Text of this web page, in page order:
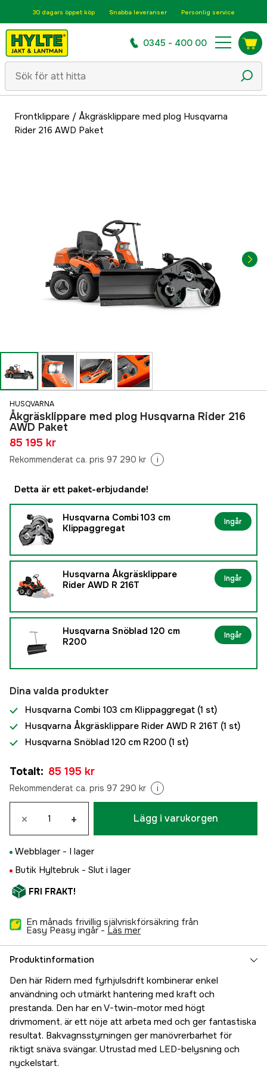
30 dagars öppet köp Snabba leveranser Personlig service
0345 - 400 00
Frontklippare / Åkgräsklippare med plog Husqvarna
Rider 216 AWD Paket
HUSQVARNA
Åkgräsklippare med plog Husqvarna Rider 216
AWD Paket
85 195 kr
Rekommenderat ca. pris 97 290 kr i
Detta är ett paket-erbjudande!
Husqvarna Combi 103 cm
Klippaggregat
Ingår
Husqvarna Åkgräsklippare
Rider AWD R 216T
Ingår
Husqvarna Snöblad 120 cm
R200
Ingår
Dina valda produkter
Husqvarna Combi 103 cm Klippaggregat (1 st)
Husqvarna Åkgräsklippare Rider AWD R 216T (1 st)
Husqvarna Snöblad 120 cm R200 (1 st)
Totalt: 85 195 kr
Rekommenderat ca. pris 97 290 kr i
× + Lägg i varukorgen
Webblager - I lager
Butik Hyltebruk - Slut i lager
FRI FRAKT!
En månads frivillig självriskförsäkring från
Easy Peasy ingår - läs mer
Produktinformation
Den här Ridern med fyrhjulsdrift kombinerar enkel
användning och utmärkt hantering med kraft och
prestanda. Den har en V-twin-motor med högt
drivmoment, är ett nöje att arbeta med och ger fantastiska
resultat. Bakvagnsstyrningen ger manövrerbarhet för
riktigt snäva svängar. Utrustad med LED-belysning och
nyckelstart.